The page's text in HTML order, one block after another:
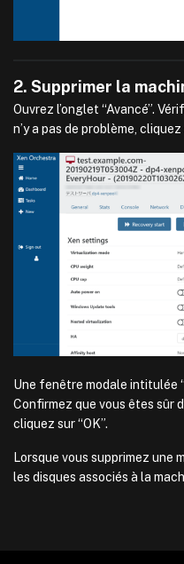
2. Supprimer la
Ouvrez l’onglet “Avancé”.
n’y a pas de problème, cliquez
Une fenêtre modale intitulée
Confirmez que vous êtes sûr
cliquez sur “OK”.
Lorsque vous supprimez une
les disques associés à la